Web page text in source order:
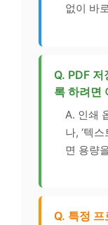
없이 바
Q. PDF
록 하려면
A. 인쇄
나, ‘텍
면 용량
Q. 특정